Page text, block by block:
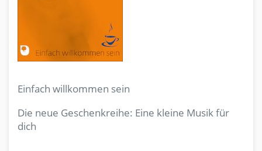
Einfach willkommen sein
Die neue Geschenkreihe: Eine kleine Musik für
dich